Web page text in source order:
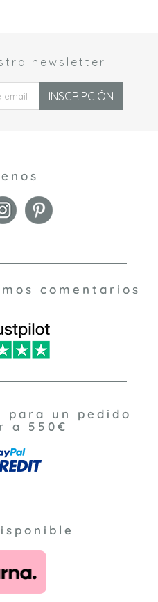
newsletter
INSCRIPCIÓN
comentarios
para un pedido
a 550€